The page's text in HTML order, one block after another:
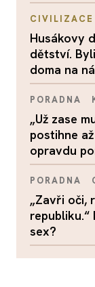
CIVILIZACE
Husákovy
dětství.
doma na
PORADNA
„Už zase
postihne
opravdu
PORADNA
„Zavři oči,
sex?